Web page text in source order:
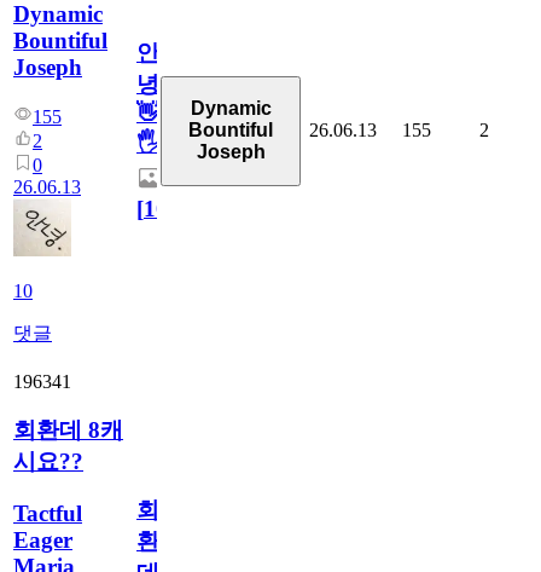
Dynamic
Bountiful
Joseph
155
2
0
26.06.13
10
댓글
안
녕
👋
🖐
[10
Dynamic
Bountiful
Joseph
26.06.13 155 2
196341
회환데 8캐
시요??
Tactful
Eager
Maria
회
환